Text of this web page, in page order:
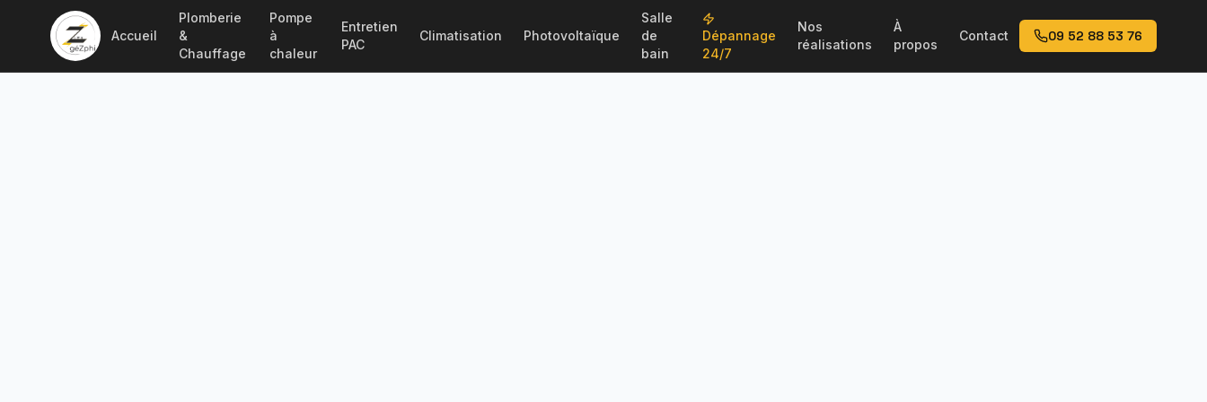
Accueil
Plomberie
&
Chauffage
Pompe
à
chaleur
Entretien
PAC
Climatisation Photovoltaïque
Salle
de
bain
Dépannage
24/7
Nos
réalisations
À
propos
Contact 09 52 88 53 76